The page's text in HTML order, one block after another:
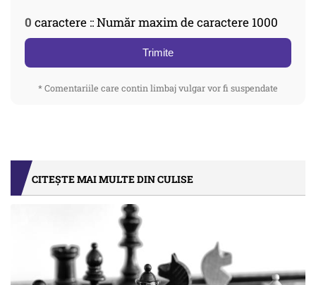
0 caractere :: Număr maxim de caractere 1000
Trimite
* Comentariile care contin limbaj vulgar vor fi suspendate
CITEȘTE MAI MULTE DIN CULISE